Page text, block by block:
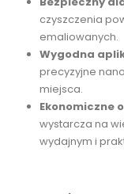
czyszczenia
emaliowanych.
Wygodna
precyzyjne
miejsca.
Ekonomiczne
wystarcza na
wydajnym i